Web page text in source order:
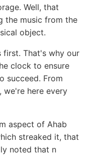
Well, that
the music from the
object.
first. That's why our
clock to ensure
succeed. From
here every
aspect of Ahab
streaked it, that
noted that n